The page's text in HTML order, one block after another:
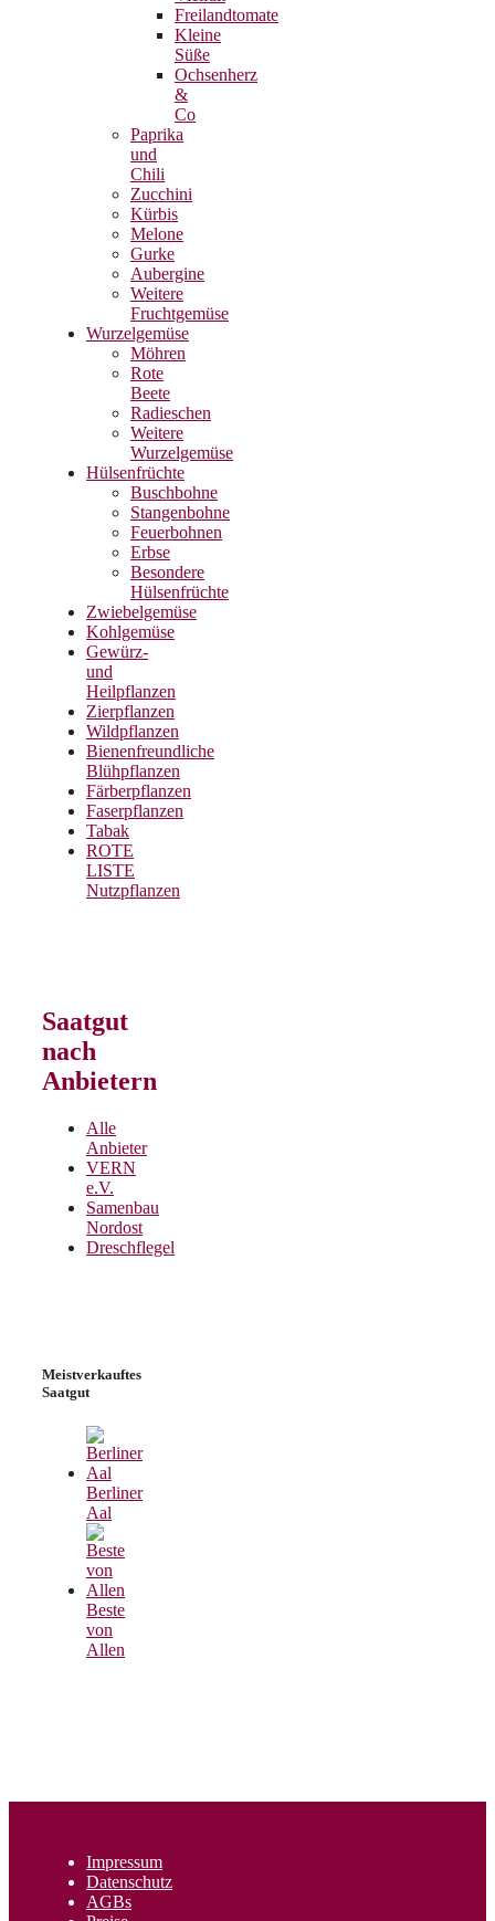
Freilandtomate
Kleine
Süße
Ochsenherz
&
Co
Paprika
und
Chili
Zucchini
Kürbis
Melone
Gurke
Aubergine
Weitere
Fruchtgemüse
Wurzelgemüse
Möhren
Rote
Beete
Radieschen
Weitere
Wurzelgemüse
Hülsenfrüchte
Buschbohne
Stangenbohne
Feuerbohnen
Erbse
Besondere
Hülsenfrüchte
Zwiebelgemüse
Kohlgemüse
Gewürz-
und
Heilpflanzen
Zierpflanzen
Wildpflanzen
Bienenfreundliche
Blühpflanzen
Färberpflanzen
Faserpflanzen
Tabak
ROTE
LISTE
Nutzpflanzen
Saatgut
nach
Anbietern
Alle
Anbieter
VERN
e.V.
Samenbau
Nordost
Dreschflegel
Meistverkauftes
Saatgut
Berliner
Aal
Beste
von
Allen
Impressum
Datenschutz
AGBs